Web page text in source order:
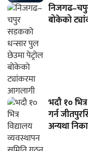
बोकेको
भदौ १०
गर्न
अन्यथा